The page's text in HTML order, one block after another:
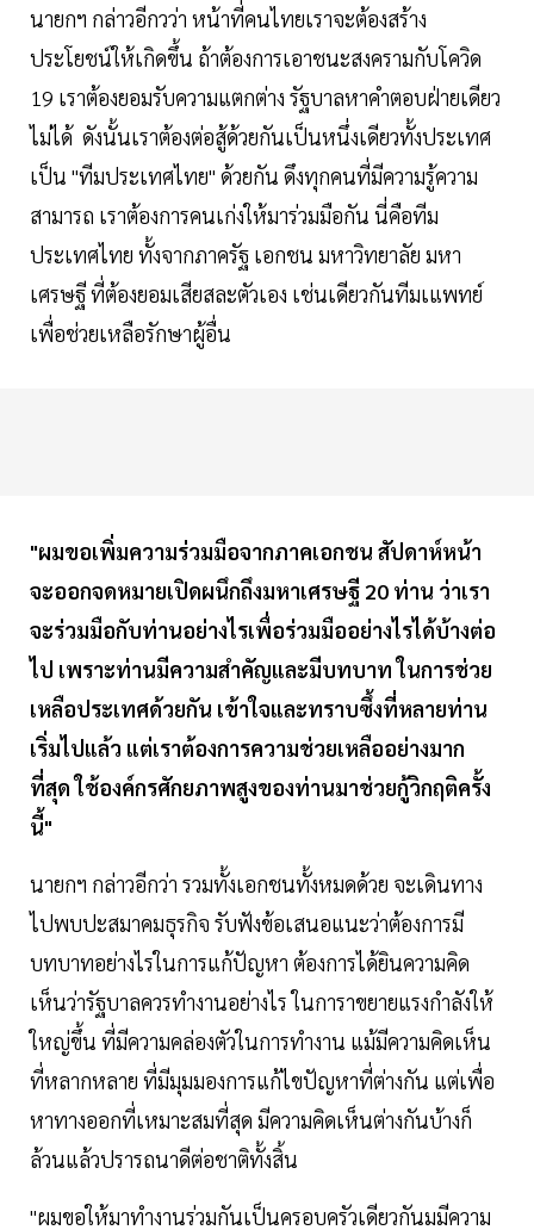
นายกฯ กล่าวอีกวว่า หน้าที่คนไทยเราจะต้องสร้าง
ประโยชน์ให้เกิดขึ้น ถ้าต้องการเอาชนะสงครามกับโควิด
19 เราต้องยอมรับความแตกต่าง รัฐบาลหาคำตอบฝ่ายเดียว
ไม่ได้ ดังนั้นเราต้องต่อสู้ด้วยกันเป็นหนึ่งเดียวทั้งประเทศ
เป็น "ทีมประเทศไทย" ด้วยกัน ดึงทุกคนที่มีความรู้ความ
สามารถ เราต้องการคนเก่งให้มาร่วมมือกัน นี่คือทีม
ประเทศไทย ทั้งจากภาครัฐ เอกชน มหาวิทยาลัย มหา
เศรษฐี ที่ต้องยอมเสียสละตัวเอง เช่นเดียวกันทีมเแพทย์
เพื่อช่วยเหลือรักษาผู้อื่น
"ผมขอเพิ่มความร่วมมือจากภาคเอกชน สัปดาห์หน้า
จะออกจดหมายเปิดผนึกถึงมหาเศรษฐี 20 ท่าน ว่าเรา
จะร่วมมือกับท่านอย่างไรเพื่อร่วมมืออย่างไรได้บ้างต่อ
ไป เพราะท่านมีความสำคัญและมีบทบาท ในการช่วย
เหลือประเทศด้วยกัน เข้าใจและทราบซึ้งที่หลายท่าน
เริ่มไปแล้ว แต่เราต้องการความช่วยเหลืออย่างมาก
ที่สุด ใช้องค์กรศักยภาพสูงของท่านมาช่วยกู้วิกฤติครั้ง
นี้"
นายกฯ กล่าวอีกว่า รวมทั้งเอกชนทั้งหมดด้วย จะเดินทาง
ไปพบปะสมาคมธุรกิจ รับฟังข้อเสนอแนะว่าต้องการมี
บทบาทอย่างไรในการแก้ปัญหา ต้องการได้ยินความคิด
เห็นว่ารัฐบาลควรทำงานอย่างไร ในการาขยายแรงกำลังให้
ใหญ่ขึ้น ที่มีความคล่องตัวในการทำงาน แม้มีความคิดเห็น
ที่หลากหลาย ที่มีมุมมองการแก้ไขปัญหาที่ต่างกัน แต่เพื่อ
หาทางออกที่เหมาะสมที่สุด มีความคิดเห็นต่างกันบ้างก็
ล้วนแล้วปรารถนาดีต่อชาติทั้งสิ้น
"ผมขอให้มาทำงานร่วมกันเป็นครอบครัวเดียวกันมมีความ